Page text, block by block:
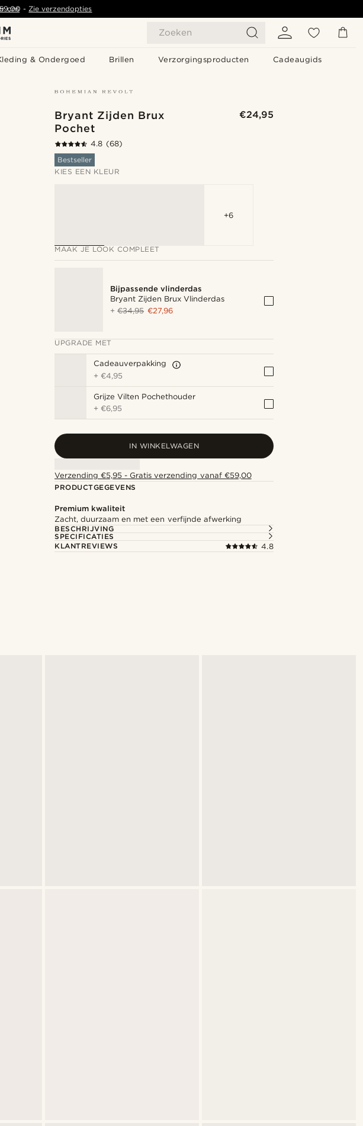
Zoeken
& Ondergoed Brillen Verzorgingsproducten Cadeaugids
-Zie verzendopties
ons
Bryant Zijden Brux
Pochet
€24,95
4.8 (68)
Bestseller
KIES EEN KLEUR
+6
MAAK JE LOOK COMPLEET
Bijpassende vlinderdas
Bryant Zijden Brux Vlinderdas
+€34,95 €27,96
UPGRADE MET
Cadeauverpakking
+€4,95
Grijze Vilten Pochethouder
+€6,95
IN WINKELWAGEN
Verzending €5,95 - Gratis verzending vanaf €59,00
PRODUCTGEGEVENS
Premium kwaliteit
Zacht, duurzaam en met een verfijnde afwerking
BESCHRIJVING
SPECIFICATIES
KLANTREVIEWS
4.8